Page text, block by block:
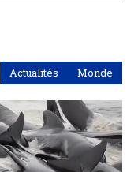
Actualités Monde